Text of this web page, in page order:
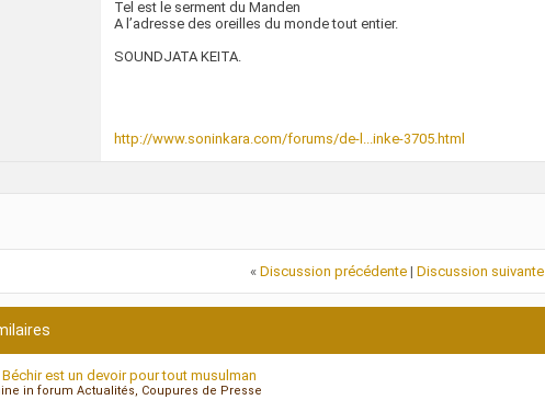
Tel est le serment du Manden
A l’adresse des oreilles du monde tout entier.
SOUNDJATA KEITA.
http://www.soninkara.com/forums/de-l...inke-3705.html
« Discussion précédente| Discussion suivante
est un devoir pour tout musulman
in forum Actualités, Coupures de Presse